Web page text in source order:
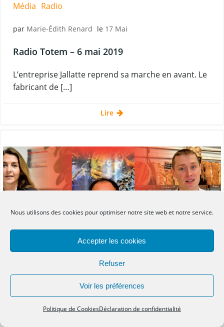
Nous utilisons des cookies pour optimiser notre site web et notre service.
Accepter les cookies
Refuser
Voir les préférences
Politique de CookiesDéclaration de confidentialité
Média Radio
par Marie-Édith Renard le 17 Mai
Radio Totem – 6 mai 2019
L’entreprise Jallatte reprend sa marche en avant. Le
fabricant de […]
Lire
Média Presse régionale